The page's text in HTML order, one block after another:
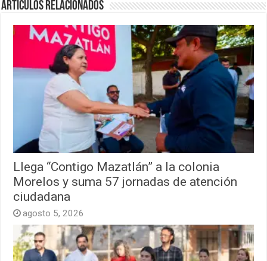
Artículos relacionados
Llega “Contigo Mazatlán” a la colonia
Morelos y suma 57 jornadas de atención
ciudadana
agosto 5, 2026